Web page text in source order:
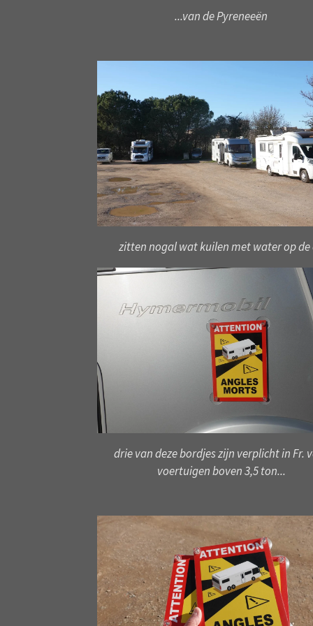
...van de Pyreneeën
zitten nogal wat kuilen met water op de
drie van deze bordjes zijn verplicht in Fr.
voertuigen boven 3,5 ton...